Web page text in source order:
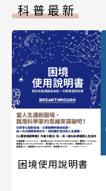
科普最新
困境使用說明書